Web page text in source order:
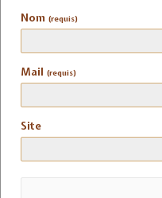
Nom (requis)
Mail (requis)
Site